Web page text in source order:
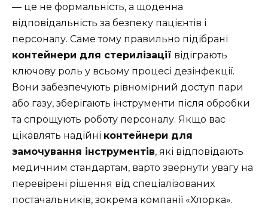
— це не формальність, а щоденна
відповідальність за безпеку пацієнтів і
персоналу. Саме тому правильно підібрані
контейнери для стерилізації відіграють
ключову роль у всьому процесі дезінфекції.
Вони забезпечують рівномірний доступ пари
або газу, зберігають інструменти після обробки
та спрощують роботу персоналу. Якщо вас
цікавлять надійні контейнери для
замочування інструментів, які відповідають
медичним стандартам, варто звернути увагу на
перевірені рішення від спеціалізованих
постачальників, зокрема компанії «Хлорка».